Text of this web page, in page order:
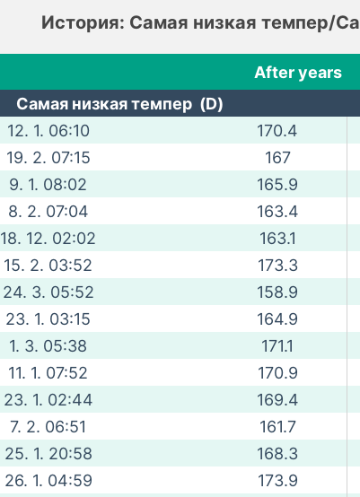
История: Самая низкая темпер/
After years
Самая низкая темпер (D)
12. 1. 06:10 170.4
19. 2. 07:15 167
9. 1. 08:02 165.9
8. 2. 07:04 163.4
18. 12. 02:02 163.1
15. 2. 03:52 173.3
24. 3. 05:52 158.9
23. 1. 03:15 164.9
1. 3. 05:38 171.1
11. 1. 07:52 170.9
23. 1. 02:44 169.4
7. 2. 06:51 161.7
25. 1. 20:58 168.3
26. 1. 04:59 173.9